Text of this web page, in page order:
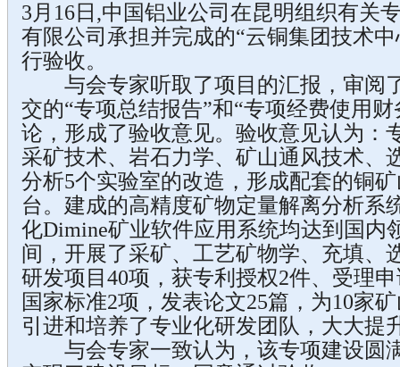
3月16日,中国铝业公司在昆明组织有关
有限公司承担并完成的“云铜集团技术
行验收。
与会专家听取了项目的汇报，审阅
交的“专项总结报告”和“专项经费使用
论，形成了验收意见。验收意见认为：
采矿技术、岩石力学、矿山通风技术、
分析5个实验室的改造，形成配套的铜
台。建成的高精度矿物定量解离分析系
化Dimine矿业软件应用系统均达到国内
间，开展了采矿、工艺矿物学、充填、
研发项目40项，获专利授权2件、受理
国家标准2项，发表论文25篇，为10家
引进和培养了专业化研发团队，大大提
与会专家一致认为，该专项建设圆